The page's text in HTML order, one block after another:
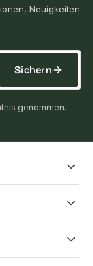
Neuigkeiten
Sichern
genommen.